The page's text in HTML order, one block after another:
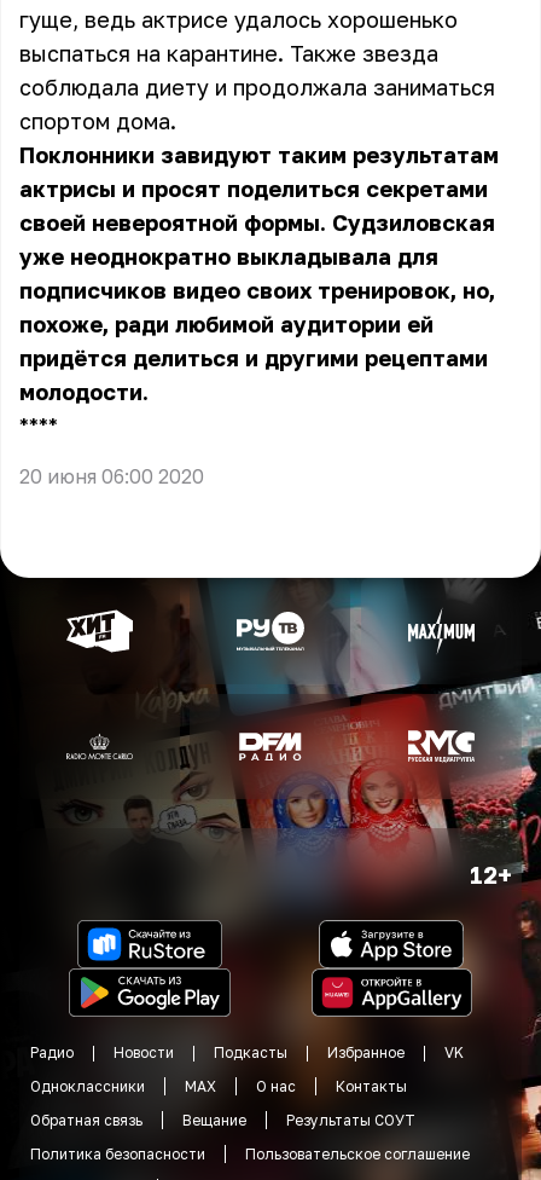
гуще, ведь актрисе удалось хорошенько
выспаться на карантине. Также звезда
соблюдала диету и продолжала заниматься
спортом дома.
Поклонники завидуют таким результатам
актрисы и просят поделиться секретами
своей невероятной формы. Судзиловская
уже неоднократно выкладывала для
подписчиков видео своих тренировок, но,
похоже, ради любимой аудитории ей
придётся делиться и другими рецептами
молодости.
** **
20 июня 06:00 2020
12+
Радио Новости Подкасты Избранное
VK
Одноклассники
MAX О нас
Контакты
Обратная связь
Вещание
Результаты СОУТ
Политика безопасности
Пользовательское соглашение